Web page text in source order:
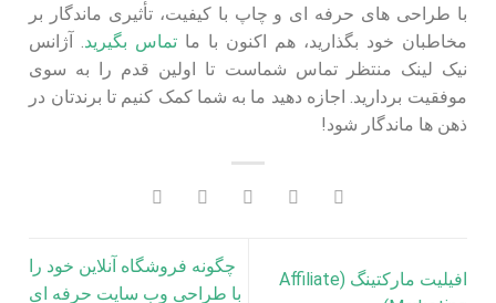
با طراحی‌ های حرفه‌ ای و چاپ با کیفیت، تأثیری ماندگار بر
مخاطبان خود بگذارید، هم‌ اکنون با ما تماس بگیرید . آژانس
نیک لینک منتظر تماس شماست تا اولین قدم را به سوی
موفقیت بردارید. اجازه دهید ما به شما کمک کنیم تا برندتان در
ذهن‌ ها ماندگار شود!
افیلیت مارکتینگ (Affiliate
چگونه فروشگاه آنلاین خود را
با طراحی وب سایت حرفه‌ ای